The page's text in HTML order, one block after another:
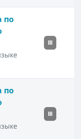
по
III
по
III